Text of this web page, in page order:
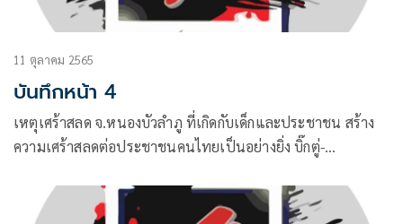
11 ตุลาคม 2565
บันทึกหน้า 4
เหตุเศร้าสลด จ.หนองบัวลำภู ที่เกิดกับเด็กและประชาชน สร้าง
ความเศร้าสลดต่อประชาชนคนไทยเป็นอย่างยิ่ง บิ๊กตู่-
หน่วยงานที่เกี่ยวข้อง